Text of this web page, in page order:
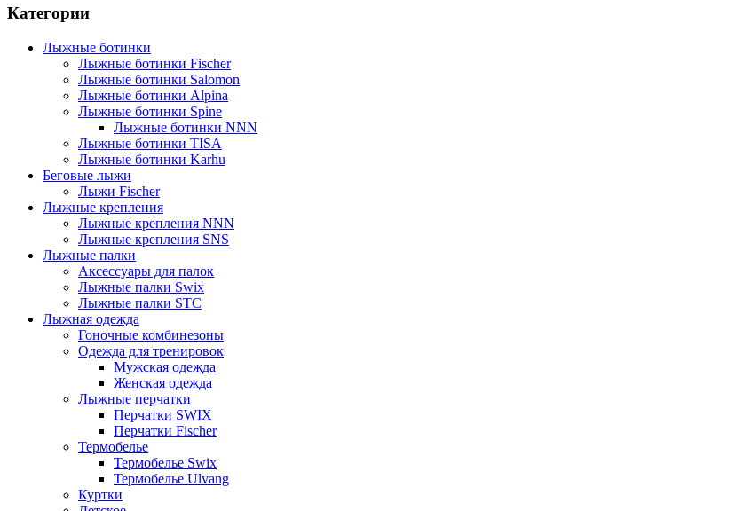
Категории
Лыжные ботинки
Лыжные ботинки Fischer
Лыжные ботинки Salomon
Лыжные ботинки Alpina
Лыжные ботинки Spine
Лыжные ботинки NNN
Лыжные ботинки TISA
Лыжные ботинки Karhu
Беговые лыжи
Лыжи Fischer
Лыжные крепления
Лыжные крепления NNN
Лыжные крепления SNS
Лыжные палки
Аксессуары для палок
Лыжные палки Swix
Лыжные палки STC
Лыжная одежда
Гоночные комбинезоны
Одежда для тренировок
Мужская одежда
Женская одежда
Лыжные перчатки
Перчатки SWIX
Перчатки Fischer
Термобелье
Термобелье Swix
Термобелье Ulvang
Куртки